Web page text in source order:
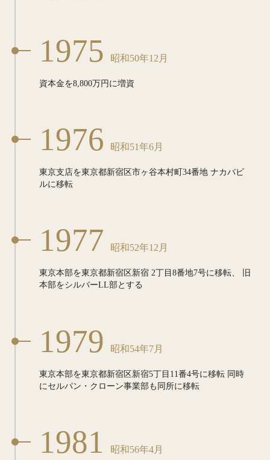
1975 昭和50年12月
資本金を8,800万円に増資
1976 昭和51年6月
東京支店を東京都新宿区市ヶ谷本村町34番地 ナカバビ
ルに移転
1977 昭和52年12月
東京本部を東京都新宿区新宿 2丁目8番地7号に移転、
旧
本部をシルバーLL部とする
1979 昭和54年7月
東京本部を東京都新宿区新宿5丁目11番4号に移転同時
にセルパン・クローン事業部も同所に移転
1981 昭和56年4月